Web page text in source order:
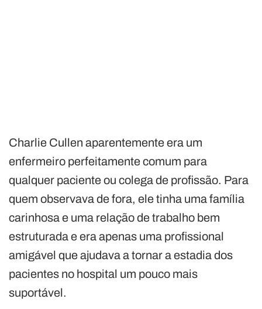
Charlie Cullen aparentemente era um
enfermeiro perfeitamente comum para
qualquer paciente ou colega de profissão. Para
quem observava de fora, ele tinha uma família
carinhosa e uma relação de trabalho bem
estruturada e era apenas uma profissional
amigável que ajudava a tornar a estadia dos
pacientes no hospital um pouco mais
suportável.